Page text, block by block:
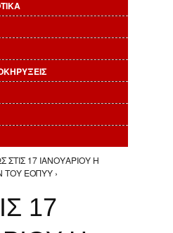
ΣΤΙΣ 17 ΙΑΝΟΥΑΡΙΟΥ Η
ΤΟΥ ΕΟΠΥΥ ›
17